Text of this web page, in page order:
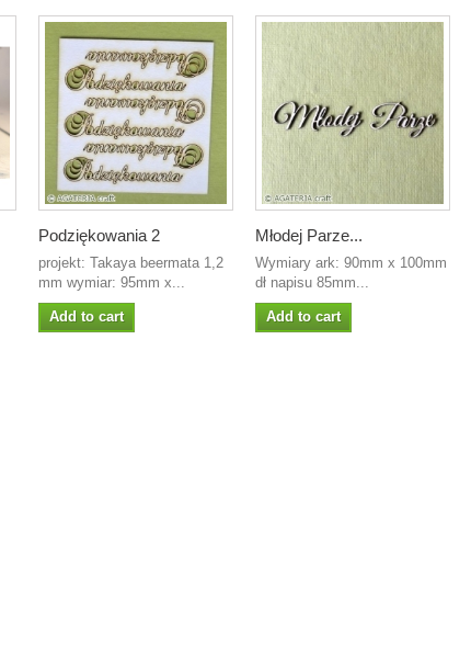
Podziękowania 2
projekt: Takaya beermata 1,2
mm wymiar: 95mm x...
Add to cart
Młodej Parze...
Wymiary ark: 90mm x 100mm
dł napisu 85mm...
Add to cart